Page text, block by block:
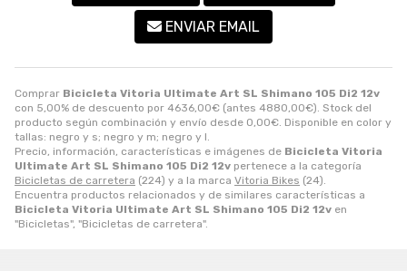
Comprar Bicicleta Vitoria Ultimate Art SL Shimano 105 Di2 12v
con 5,00% de descuento por 4636,00€ (antes 4880,00€). Stock del
producto según combinación y envío desde 0,00€. Disponible en color y
tallas: negro y s; negro y m; negro y l.
Precio, información, características e imágenes de Bicicleta Vitoria
Ultimate Art SL Shimano 105 Di2 12v pertenece a la categoría
Bicicletas de carretera (224) y a la marca Vitoria Bikes (24).
Encuentra productos relacionados y de similares características a
Bicicleta Vitoria Ultimate Art SL Shimano 105 Di2 12v en
"Bicicletas", "Bicicletas de carretera".
ENVIAR EMAIL